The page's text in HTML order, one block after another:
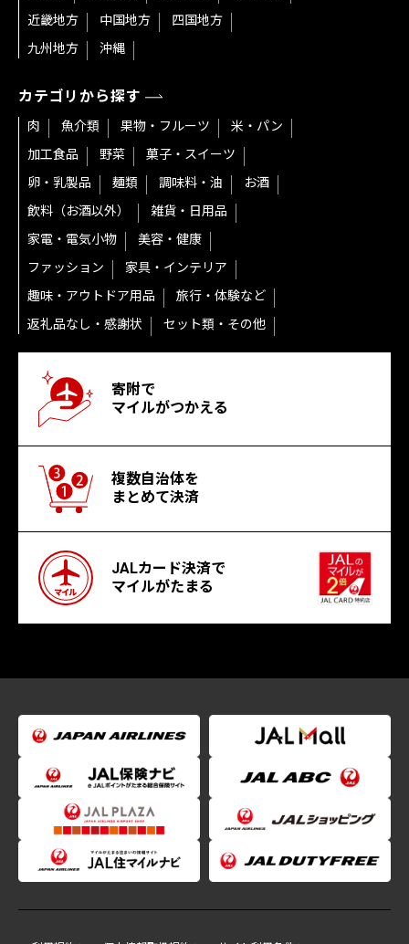
近畿地方
中国地方
四国地方
九州地方
沖縄
カテゴリから探す
肉 魚介類 果物・フルーツ
米・パン
加工食品
野菜
菓子・スイーツ
卵・乳製品
麺類 調味料・油
お酒
飲料（お酒以外）
雑貨・日用品
家電・電気小物
美容・健康
ファッション
家具・インテリア
趣味・アウトドア用品
旅行・体験など
返礼品なし・感謝状
セット類・その他
寄附で
マイルがつかえる
複数自治体を
まとめて決済
JALカード決済で
マイルがたまる